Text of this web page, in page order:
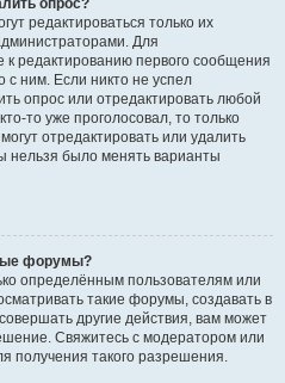
опрос?
редактироваться только их
Для
редактированию первого сообщения
с ним. Если никто не успел
опрос или отредактировать любой
то уже проголосовал, то только
отредактировать или удалить
нельзя было менять варианты
форумы?
определённым пользователям или
такие форумы, создавать в
другие действия, вам может
Свяжитесь с модератором или
получения такого разрешения.